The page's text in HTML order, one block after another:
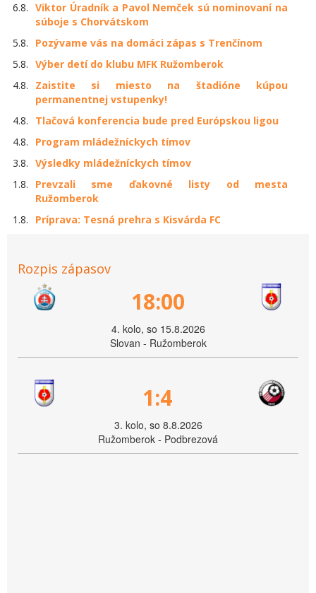
6.8. Viktor Úradník a Pavol Nemček sú nominovaní na
súboje s Chorvátskom
5.8.
Pozývame vás na domáci zápas s Trenčínom
5.8. Výber detí do klubu MFK Ružomberok
4.8.
Zaistite si miesto na štadióne kúpou
permanentnej vstupenky!
4.8.
Tlačová konferencia bude pred Európskou ligou
4.8.
Program mládežníckych tímov
3.8. Výsledky mládežníckych tímov
1.8.
Prevzali sme ďakovné listy od mesta
Ružomberok
1.8.
Príprava: Tesná prehra s Kisvárda FC
Rozpis zápasov
18:00
4. kolo, so 15.8.2026
Slovan - Ružomberok
1:4
3. kolo, so 8.8.2026
Ružomberok - Podbrezová